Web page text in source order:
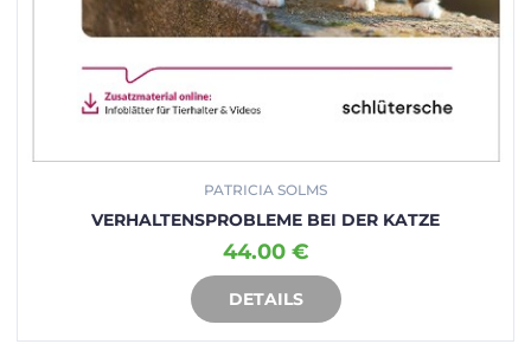
PATRICIA SOLMS
VERHALTENSPROBLEME BEI DER KATZE
44.00 €
DETAILS
IN DEN WARENKORB